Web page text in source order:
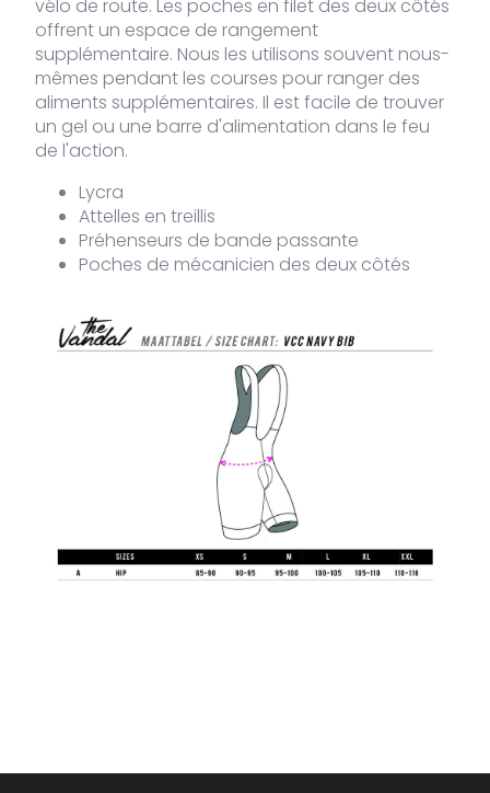
vélo de route. Les poches en filet des deux côtés
offrent un espace de rangement
supplémentaire. Nous les utilisons souvent nous-
mêmes pendant les courses pour ranger des
aliments supplémentaires. Il est facile de trouver
un gel ou une barre d'alimentation dans le feu
de l'action.
Lycra
Attelles en treillis
Préhenseurs de bande passante
Poches de mécanicien des deux côtés
VDLPE-
539-
XXL
XXL
de stock